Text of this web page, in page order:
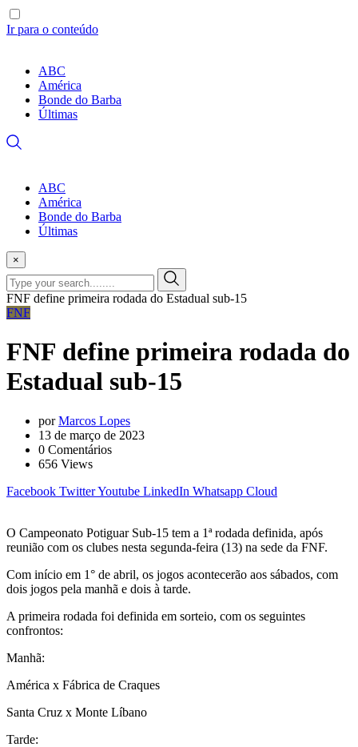
Ir para o conteúdo
ABC
América
Bonde do Barba
Últimas
ABC
América
Bonde do Barba
Últimas
×
FNF define primeira rodada do Estadual sub-15
FNF
FNF define primeira rodada do
Estadual sub-15
porMarcos Lopes
13 de março de 2023
0 Comentários
656 Views
Facebook TwitterYoutube LinkedIn Whatsapp Cloud
O Campeonato Potiguar Sub-15 tem a 1ª rodada definida, após
reunião com os clubes nesta segunda-feira (13) na sede da FNF.
Com início em 1° de abril, os jogos acontecerão aos sábados, com
dois jogos pela manhã e dois à tarde.
A primeira rodada foi definida em sorteio, com os seguintes
confrontos:
Manhã:
América x Fábrica de Craques
Santa Cruz x Monte Líbano
Tarde: